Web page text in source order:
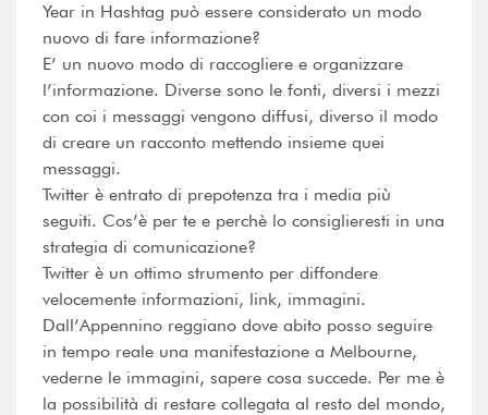
Year in Hashtag può essere considerato un modo
nuovo di fare informazione?
E’ un nuovo modo di raccogliere e organizzare
l’informazione. Diverse sono le fonti, diversi i mezzi
con coi i messaggi vengono diffusi, diverso il modo
di creare un racconto mettendo insieme quei
messaggi.
Twitter è entrato di prepotenza tra i media più
seguiti. Cos’è per te e perchè lo consiglieresti in una
strategia di comunicazione?
Twitter è un ottimo strumento per diffondere
velocemente informazioni, link, immagini.
Dall’Appennino reggiano dove abito posso seguire
in tempo reale una manifestazione a Melbourne,
vederne le immagini, sapere cosa succede. Per me è
la possibilità di restare collegata al resto del mondo,